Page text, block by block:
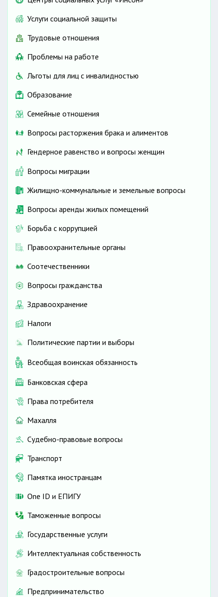
Услуги социальной защиты
Трудовые отношения
Проблемы на работе
Льготы для лиц с инвалидностью
Образование
Семейные отношения
Вопросы расторжения брака и алиментов
Гендерное равенство и вопросы женщин
Вопросы миграции
Жилищно-коммунальные и земельные вопросы
Вопросы аренды жилых помещений
Борьба с коррупцией
Правоохранительные органы
Соотечественники
Вопросы гражданства
Здравоохранение
Налоги
Политические партии и выборы
Всеобщая воинская обязанность
Банковская сфера
Права потребителя
Махалля
Судебно-правовые вопросы
Транспорт
Памятка иностранцам
One ID и ЕПИГУ
Таможенные вопросы
Государственные услуги
Интеллектуальная собственность
Градостроительные вопросы
Предпринимательство